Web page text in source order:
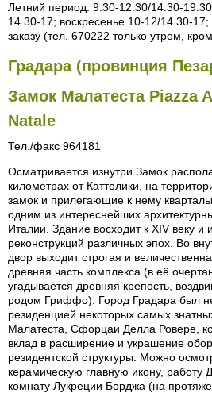
Летний период: 9.30-12.30/14.30-
14.30-17; воскресенье 10-12/14.30-
заказу (тел. 670222 только утром,
Градара (провинция
Замок Малатеста Piazza
Natale
Тел./факс 964181
Осматривается изнутри Замок
километрах от Каттолики, на
замок и прилегающие к нему
одним из интереснейших
Италии. Здание восходит к XIV веку
реконструкций различных эпох. Во
двор выходит строгая и
древняя часть комплекса (в её
угадывается древняя крепость,
родом Гриффо). Город Градара был
резиденцией некоторых самых
Малатеста, Сфорцаи Делла Ровере,
вклад в расширение и украшение
резидентской структуры. Можно
керамическую главную икону, работу
комнату Лукреции Борджа (на